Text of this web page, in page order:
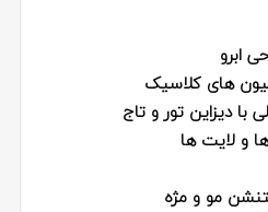
ابرو
های کلاسیک
با دیزاین تور و تاج
و لایت ها
مو و مژه